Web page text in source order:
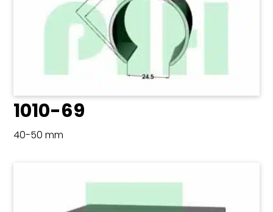
1010-69
40-50 mm